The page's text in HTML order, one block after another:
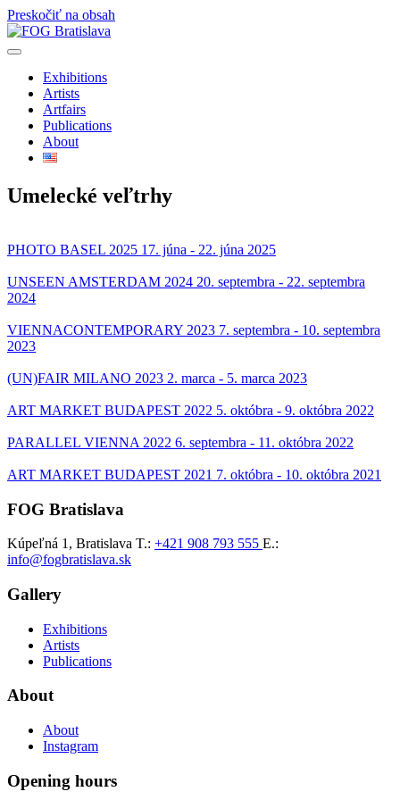
Preskočiť na obsah
Exhibitions
Artists
Artfairs
Publications
About
Umelecké veľtrhy
PHOTO BASEL 2025 17. júna - 22. júna 2025
UNSEEN AMSTERDAM 2024 20. septembra - 22. septembra
2024
VIENNACONTEMPORARY 2023 7. septembra - 10. septembra
2023
(UN)FAIR MILANO 2023 2. marca - 5. marca 2023
ART MARKET BUDAPEST 2022 5. októbra - 9. októbra 2022
PARALLEL VIENNA 2022 6. septembra - 11. októbra 2022
ART MARKET BUDAPEST 2021 7. októbra - 10. októbra 2021
FOG Bratislava
Kúpeľná 1, Bratislava T.: +421 908 793 555 E.:
info@fogbratislava.sk
Gallery
Exhibitions
Artists
Publications
About
About
Instagram
Opening hours